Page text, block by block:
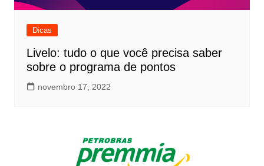
Dicas
Livelo: tudo o que você precisa saber
sobre o programa de pontos
novembro 17, 2022